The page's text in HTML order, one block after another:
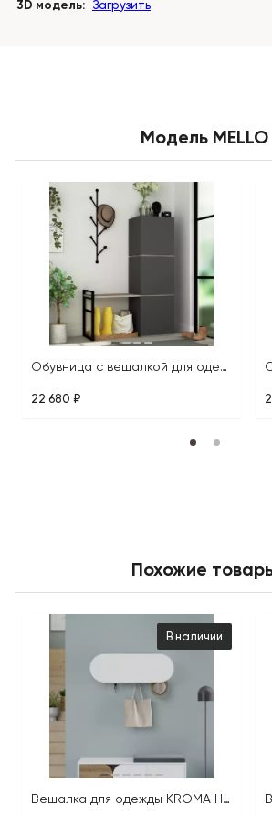
3D модель: Загрузить
Модель MELLO
Обувница с вешалкой для одежды MELLO HALLWAY STAND
22 680 ₽
Похожие
В наличии
Вешалка для одежды KROMA HANGER